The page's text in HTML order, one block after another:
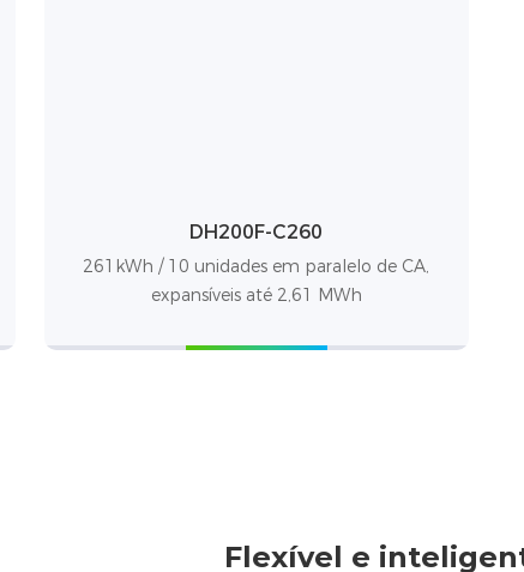
DH200F-C260
261kWh / 10 unidades em paralelo de CA,
expansíveis até 2,61 MWh
Flexível e